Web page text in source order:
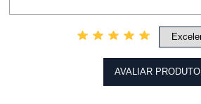
AVALIAR PRODUTO